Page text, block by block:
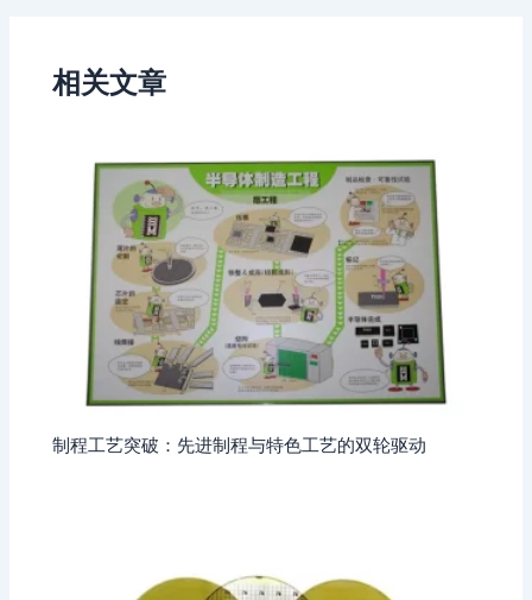
相关文章
制程工艺突破：先进制程与特色工艺的双轮驱动